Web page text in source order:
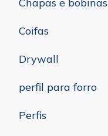
Chapas e bobinas
Coifas
Drywall
perfil para forro
Perfis